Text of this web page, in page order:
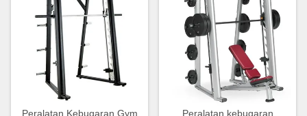
Peralatan Kebugaran Gym
Peralatan kebugaran